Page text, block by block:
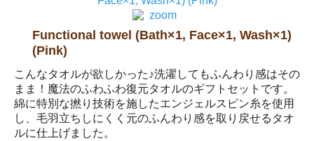
Functional towel (Bath×1, Face×1, Wash×1)
(Pink)
こんなタオルが欲しかった♪洗濯してもふんわり感はその
まま！魔法のふわふわ復元タオルのギフトセットです。
綿に特別な撚り技術を施したエンジェルスピン糸を使用
し、毛羽立ちしにくく元のふんわり感を取り戻せるタオ
ルに仕上げました。